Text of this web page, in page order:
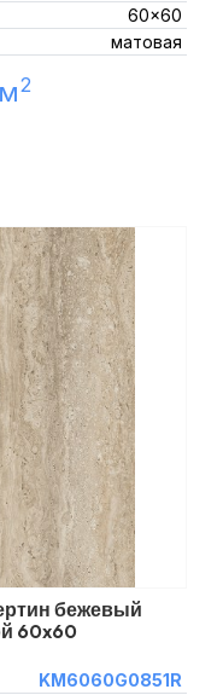
60x60
матовая
2
бежевый
60x60
KM6060G0851R